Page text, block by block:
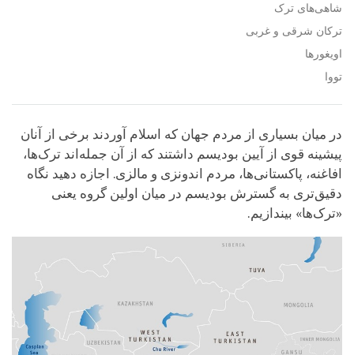
شاهی‌های ترک
ترکان شرقی و غربی
اویغورها
تووا
در میان بسیاری از مردم جهان که اسلام آوردند برخی از آنان
پیشینه قوی از آیین بودیسم داشتند که از آن جمله‌اند ترک‌ها،
افاغنه، پاکستانی‌ها، مردم اندونزی و مالزی. اجازه دهید نگاه
دقیق‌تری به گسترش بودیسم در میان اولین گروه یعنی
«ترک‌ها» بیندازیم.